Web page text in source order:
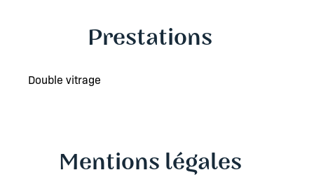
Prestations
Double vitrage
Mentions légales